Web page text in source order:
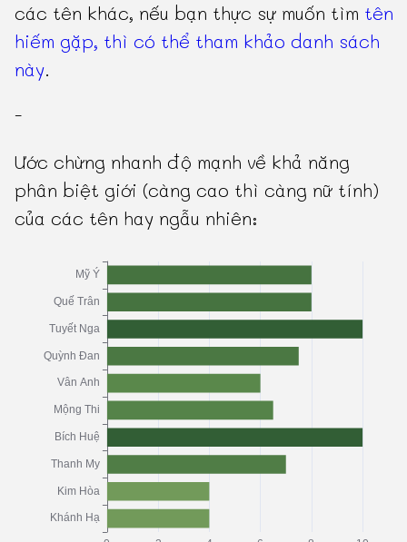
các tên khác, nếu bạn thực sự muốn tìm tên
hiếm gặp, thì có thể tham khảo danh sách
này.
-
Ước chừng nhanh độ mạnh về khả năng
phân biệt giới (càng cao thì càng nữ tính)
của các tên hay ngẫu nhiên: